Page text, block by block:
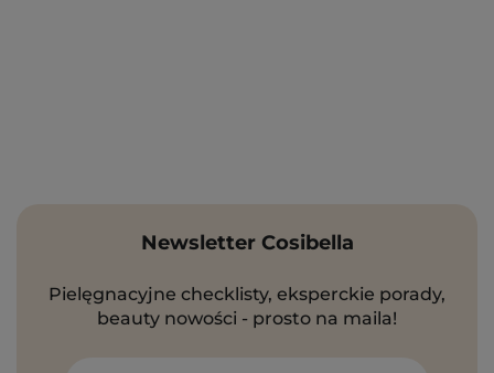
Newsletter Cosibella
Pielęgnacyjne checklisty, eksperckie porady,
beauty nowości - prosto na maila!